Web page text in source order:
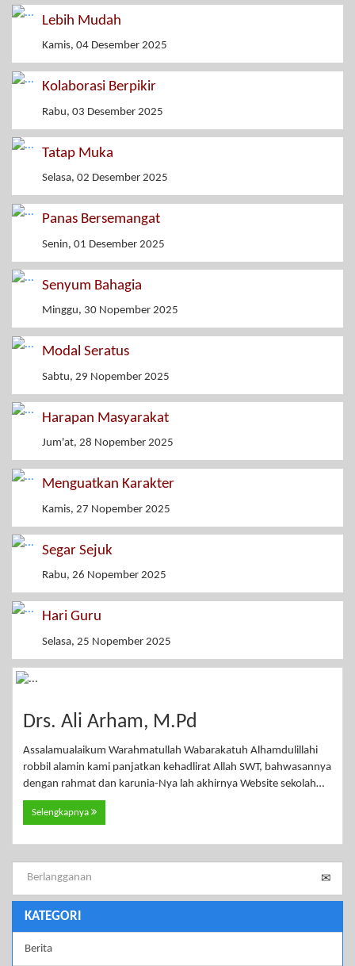
Lebih Mudah
Kamis, 04 Desember 2025
Kolaborasi Berpikir
Rabu, 03 Desember 2025
Tatap Muka
Selasa, 02 Desember 2025
Panas Bersemangat
Senin, 01 Desember 2025
Senyum Bahagia
Minggu, 30 Nopember 2025
Modal Seratus
Sabtu, 29 Nopember 2025
Harapan Masyarakat
Jum'at, 28 Nopember 2025
Menguatkan Karakter
Kamis, 27 Nopember 2025
Segar Sejuk
Rabu, 26 Nopember 2025
Hari Guru
Selasa, 25 Nopember 2025
Drs. Ali Arham, M.Pd
Assalamualaikum Warahmatullah Wabarakatuh Alhamdulillahi
robbil alamin kami panjatkan kehadlirat Allah SWT, bahwasannya
dengan rahmat dan karunia-Nya lah akhirnya Website sekolah…
Selengkapnya
KATEGORI
Berita